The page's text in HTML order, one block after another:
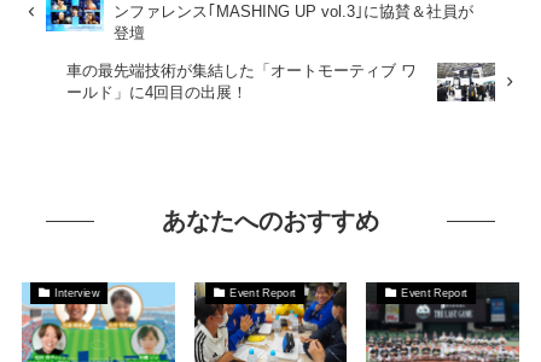
ンファレンス｢MASHING UP vol.3｣に協賛＆社員が
登壇
車の最先端技術が集結した「オートモーティブ ワ
ールド」に4回目の出展！
あなたへのおすすめ
Interview Event Report Event Report